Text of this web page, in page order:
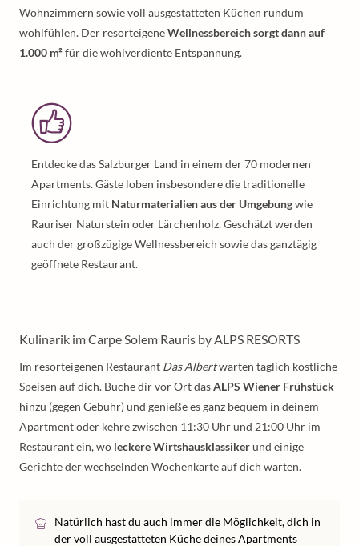
Wohnzimmern sowie voll ausgestatteten Küchen rundum
wohlfühlen. Der resorteigeneWellnessbereich sorgt dann auf
1.000 m²für die wohlverdiente Entspannung.
Entdecke das Salzburger Land in einem der 70 modernen
Apartments. Gäste loben insbesondere die traditionelle
Einrichtung mit Naturmaterialien aus der Umgebungwie
Rauriser Naturstein oder Lärchenholz. Geschätzt werden
auch der großzügige Wellnessbereich sowie das ganztägig
geöffnete Restaurant.
Kulinarik im Carpe Solem Rauris by ALPS RESORTS
Im resorteigenen Restaurant Das Albertwarten täglich köstliche
Speisen auf dich. Buche dir vor Ort dasALPS Wiener Frühstück
hinzu (gegen Gebühr) und genieße es ganz bequem in deinem
Apartment oder kehre zwischen 11:30 Uhr und 21:00 Uhr im
Restaurant ein, wo leckere Wirtshausklassikerund einige
Gerichte der wechselnden Wochenkarte auf dich warten.
Natürlich hast du auch immer die Möglichkeit, dich in
der voll ausgestatteten Küche deines Apartments